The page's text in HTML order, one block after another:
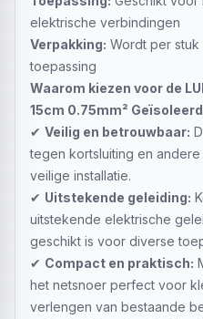
elektrische verbindingen
Verpakking: Wordt per
toepassing
Waarom kiezen voor de
15cm 0.75mm²
✔ Veilig en betrouwbaar:
tegen kortsluiting en
veilige installatie.
✔ Uitstekende geleiding:
uitstekende elektrische
geschikt is voor diverse
✔ Compact en praktisch:
het netsnoer perfect voor
verlengen van bestaande